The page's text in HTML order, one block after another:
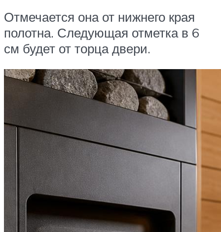
Отмечается она от нижнего края
полотна. Следующая отметка в 6
см будет от торца двери.